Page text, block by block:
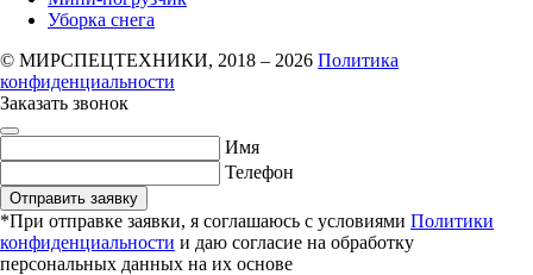
Уборка снега
© МИРСПЕЦТЕХНИКИ, 2018 – 2026 Политика
конфиденциальности
Заказать звонок
Имя
Телефон
Отправить заявку
*При отправке заявки, я соглашаюсь с условиями Политики
конфиденциальности и даю согласие на обработку
персональных данных на их основе